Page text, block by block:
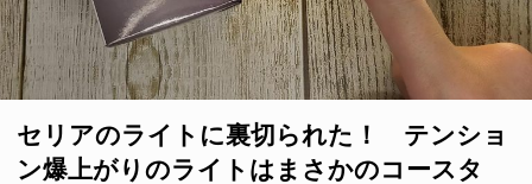
セリアのライトに裏切られた！ テンショ
ン爆上がりのライトはまさかのコースタ